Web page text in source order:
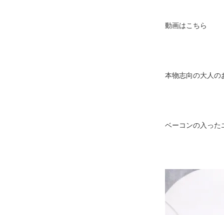
動画はこちら
本物志向の大人の
ベーコンの入った